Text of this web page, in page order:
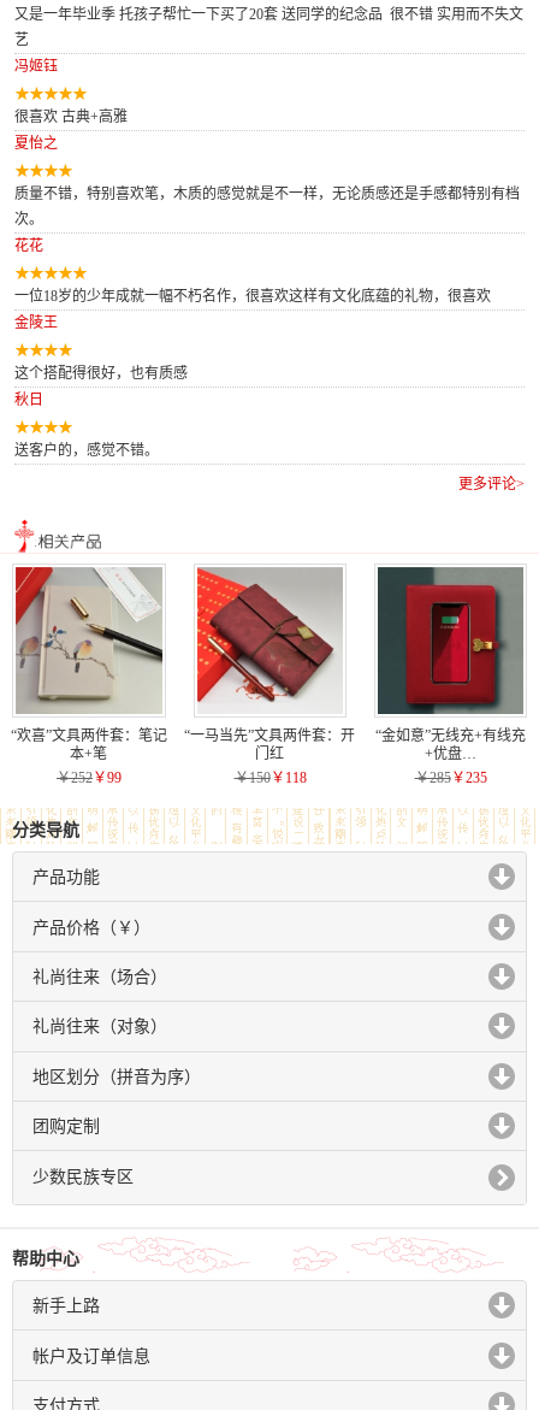
又是一年毕业季 托孩子帮忙一下买了20套 送同学的纪念品 很不错 实用而不失文
艺
冯姬钰
很喜欢 古典+高雅
夏怡之
质量不错，特别喜欢笔，木质的感觉就是不一样，无论质感还是手感都特别有档
次。
花花
一位18岁的少年成就一幅不朽名作，很喜欢这样有文化底蕴的礼物，很喜欢
金陵王
这个搭配得很好，也有质感
秋日
送客户的，感觉不错。
更多评论>
“欢喜”文具两件套：笔记
本+笔
￥252￥99
“一马当先”文具两件套：开
门红
￥150￥118
“金如意”无线充+有线充
+优盘…
￥285￥235
分类导航
产品功能
click to expand contents
产品价格（￥）
click to expand contents
礼尚往来（场合）
click to expand contents
礼尚往来（对象）
click to expand contents
地区划分（拼音为序）
click to expand contents
团购定制
click to expand contents
少数民族专区
帮助中心
新手上路
click to expand contents
帐户及订单信息
click to expand contents
支付方式